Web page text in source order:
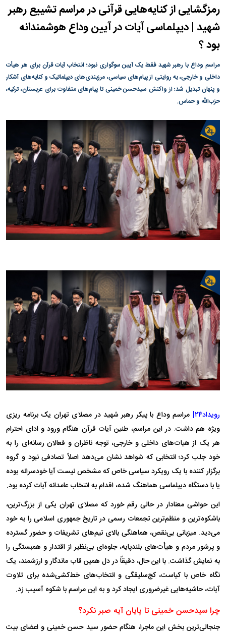
رمزگشایی از کنایه‌هایی قرآنی در مراسم تشییع رهبر
شهید | دیپلماسی آیات در آیین وداع هوشمندانه
بود ؟
مراسم وداع با رهبر شهید فقط یک آیین سوگواری نبود؛ انتخاب آیات قرآن برای هر هیأت
داخلی و خارجی، به روایتی از پیام‌های سیاسی، مرزبندی‌های دیپلماتیک و کنایه‌های آشکار
و پنهان تبدیل شد؛ از واکنش سیدحسن خمینی تا پیام‌های متفاوت برای عربستان، ترکیه،
حزب‌الله و حماس.
رویداد۲۴|
مراسم وداع با پیکر رهبر شهید در مصلای تهران یک برنامه ریزی
ویژه هم داشت. در این مراسم، طنین آیات قرآن هنگام ورود و ادای احترام
هر یک از هیات‌های داخلی و خارجی، توجه ناظران و فعالان رسانه‌ای را به
خود جلب کرد؛ انتخابی که شواهد نشان می‌دهد اصلاً تصادفی نبود و گروه
برگزار کننده با یک رویکرد سیاسی‌‌ خاص که مشخص نیست آیا خودسرانه بوده
یا با دستگاه دیپلماسی هماهنگ شده، اقدام به انتخاب عامدانه آیات کرده بود.
این حواشی معنادار در حالی رقم خورد که مصلای تهران یکی از بزرگ‌ترین،
باشکوه‌ترین و منظم‌ترین تجمعات رسمی در تاریخ جمهوری اسلامی را به خود
می‌دید. میزبانی بی‌نقص، هماهنگی بالای تیم‌های تشریفات و حضور گسترده
و پرشور مردم و هیأت‌های بلندپایه، جلوه‌ای بی‌نظیر از اقتدار و همبستگی را
به نمایش گذاشت. با این حال، دقیقاً در دل همین قاب ماندگار و ارزشمند، یک
نگاه خاص با کیاست، کج‌سلیقگی و انتخاب‌های خط‌کشی‌شده برای تلاوت
آیات، حاشیه‌هایی غیرضروری ایجاد کرد و به این مراسم با شکوه آسیب زد.
چرا سیدحسن خمینی تا پایان آیه صبر نکرد؟
جنجالی‌ترین بخش این ماجرا، هنگام حضور سید حسن خمینی و اعضای بیت